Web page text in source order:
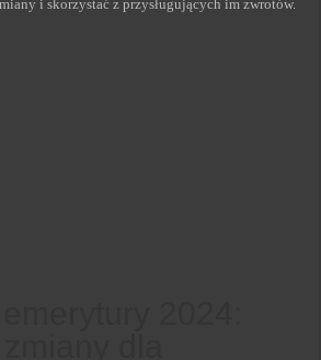
i skorzystać z przysługujących im zwrotów.